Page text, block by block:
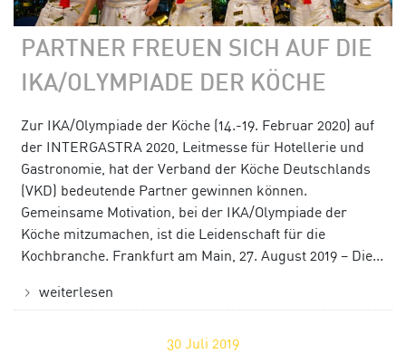
PARTNER FREUEN SICH AUF DIE
IKA/OLYMPIADE DER KÖCHE
Zur IKA/Olympiade der Köche (14.-19. Februar 2020) auf
der INTERGASTRA 2020, Leitmesse für Hotellerie und
Gastronomie, hat der Verband der Köche Deutschlands
(VKD) bedeutende Partner gewinnen können.
Gemeinsame Motivation, bei der IKA/Olympiade der
Köche mitzumachen, ist die Leidenschaft für die
Kochbranche. Frankfurt am Main, 27. August 2019 – Die...
weiterlesen
30 Juli 2019